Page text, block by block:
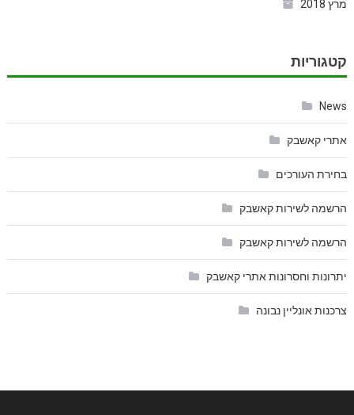
מרץ 2018
קטגוריות
News
אתרי קאשבק
בחירת העורכים
הרשמה לשירות קאשבק
הרשמה לשירות קאשבק
יתרונות וחסרונות אתרי קאשבק
צרכנות אונליין נבונה